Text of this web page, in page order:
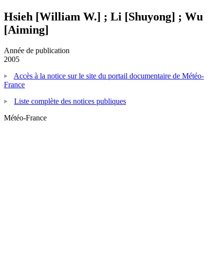
Hsieh [William W.] ; Li [Shuyong] ; Wu
[Aiming]
Année de publication
2005
Accès à la notice sur le site du portail documentaire de Météo-
France
Liste complète des notices publiques
Météo-France